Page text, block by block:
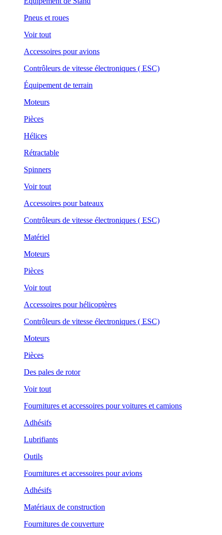
Pneus et roues
Voir tout
Accessoires pour avions
Contrôleurs de vitesse électroniques ( ESC)
Équipement de terrain
Moteurs
Pièces
Hélices
Rétractable
Spinners
Voir tout
Accessoires pour bateaux
Contrôleurs de vitesse électroniques ( ESC)
Matériel
Moteurs
Pièces
Voir tout
Accessoires pour hélicoptères
Contrôleurs de vitesse électroniques ( ESC)
Moteurs
Pièces
Des pales de rotor
Voir tout
Fournitures et accessoires pour voitures et camions
Adhésifs
Lubrifiants
Outils
Fournitures et accessoires pour avions
Adhésifs
Matériaux de construction
Fournitures de couverture